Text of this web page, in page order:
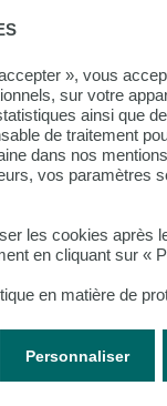
», vous
sur votre
ainsi que
de traitement
dans nos
vos paramètres
les cookies après
en cliquant sur «
en matière de
Personnaliser